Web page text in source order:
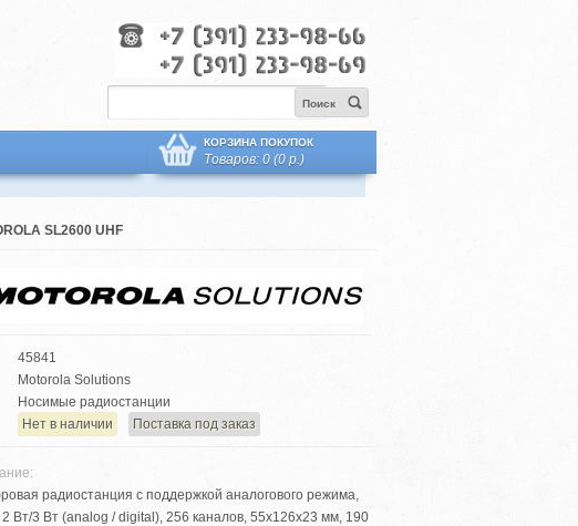
Поиск
КОРЗИНА ПОКУПОК
Товаров: 0 (0 р.)
SL2600 UHF
45841
Motorola Solutions
Носимые радиостанции
Нет в наличии Поставка под заказ
радиостанция с поддержкой аналогового режима,
Вт/3 Вт (analog / digital), 256 каналов, 55x126x23 мм, 190